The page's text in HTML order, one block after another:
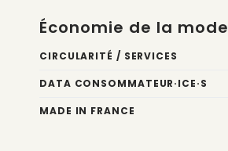
Économie de la mode
CIRCULARITÉ / SERVICES
DATA CONSOMMATEUR·ICE·S
MADE IN FRANCE